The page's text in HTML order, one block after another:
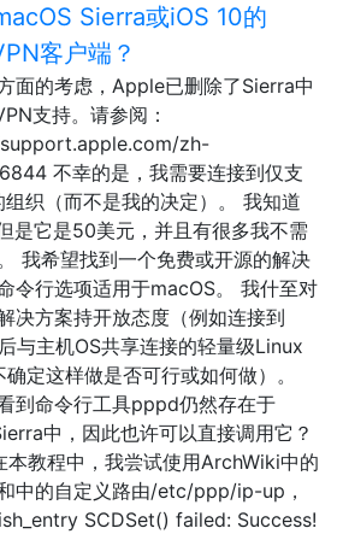
Sierra或iOS 10的
客户端？
面的考虑，Apple已删除了Sierra中
支持。请参阅：
zh-
不幸的是，我需要连接到仅支
组织（而不是我的决定）。 我知道
是它是50美元，并且有很多我不需
我希望找到一个免费或开源的解决
令行选项适用于macOS。 我什至对
决方案持开放态度（例如连接到
与主机OS共享连接的轻量级Linux
定这样做是否可行或如何做）。
到命令行工具pppd仍然存在于
中，因此也许可以直接调用它？
本教程中，我尝试使用ArchWiki中的
中的自定义路由/etc/ppp/ip-up，
SCDSet() failed: Success!